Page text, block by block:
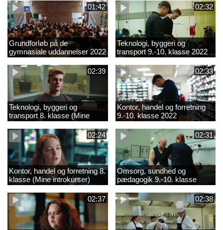
01:42
Grundforløb på de
gymnasiale uddannelser 2022
02:32
Teknologi, byggeri og
transport 9.-10. klasse 2022
02:39
Teknologi, byggeri og
transport 8. klasse (Mine
introkurser) 2022
02:33
Kontor, handel og forretning
9.-10. klasse 2022
02:24
Kontor, handel og forretning 8.
klasse (Mine introkurser)
2022
02:31
Omsorg, sundhed og
pædagogik 9.-10. klasse
2022
02:37
02:38